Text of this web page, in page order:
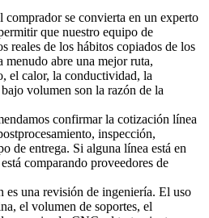
comprador se convierta en un experto
que nuestro equipo de
reales de los hábitos copiados de los
menudo abre una mejor ruta,
el calor, la conductividad, la
volumen son la razón de la
confirmar la cotización línea
inspección,
de entrega. Si alguna línea está en
comparando proveedores de
es una revisión de ingeniería. El uso
el volumen de soportes, el